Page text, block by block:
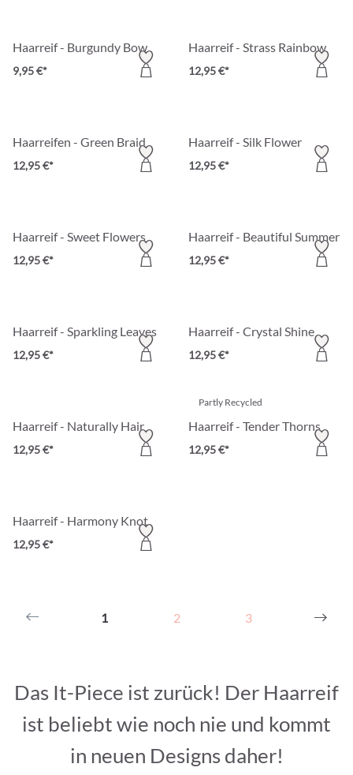
Haarreif - Burgundy Bow
9,95 €*
Haarreif - Strass Rainbow
12,95 €*
Haarreifen - Green Braid
12,95 €*
Haarreif - Silk Flower
12,95 €*
Haarreif - Sweet Flowers
12,95 €*
Haarreif - Beautiful Summer
12,95 €*
Haarreif - Sparkling Leaves
12,95 €*
Haarreif - Crystal Shine
12,95 €*
Haarreif - Naturally Hair
12,95 €*
Partly Recycled
Haarreif - Tender Thorns
12,95 €*
Haarreif - Harmony Knot
12,95 €*
1 2 3
Das It-Piece ist zurück! Der Haarreif
ist beliebt wie noch nie und kommt
in neuen Designs daher!